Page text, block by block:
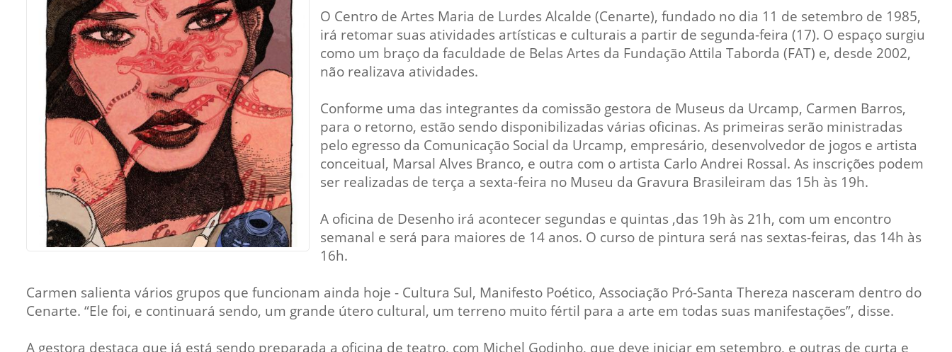
Prova de Proficiência
Manual de TCC
Estruturação de TCC
Acadêmico
Manual de Segurança
- Laboratórios da
Saúde
Regimento CEUA
Descarte - URCAMP
Normas Laboratório
de Topografia
Sementes - INTEC
Laboratório de
Biotecnologia Vegetal -
INTEC
Laboratório de
Microbiologia de Alimentos
- INTEC
Laboratório de Materiais
NPJ (Núcleo de Prática
Jurídica) - Bagé, Santana do
Livramento, São Gabriel e
Alegrete
em Saúde
Urcamp Faz Bem
Institucional
Internacionalização
FAT 2024
Ouvidoria
PDI - Plano de
Desenvolvimento
O Centro de Artes Maria de Lurdes Alcalde (Cenarte), fundado no dia 11 de setembro de 1985,
irá retomar suas atividades artísticas e culturais a partir de segunda-feira (17). O espaço surgiu
como um braço da faculdade de Belas Artes da Fundação Attila Taborda (FAT) e, desde 2002,
não realizava atividades.
Conforme uma das integrantes da comissão gestora de Museus da Urcamp, Carmen Barros,
para o retorno, estão sendo disponibilizadas várias oficinas. As primeiras serão ministradas
pelo egresso da Comunicação Social da Urcamp, empresário, desenvolvedor de jogos e artista
conceitual, Marsal Alves Branco, e outra com o artista Carlo Andrei Rossal. As inscrições podem
ser realizadas de terça a sexta-feira no Museu da Gravura Brasileiram das 15h às 19h.
A oficina de Desenho irá acontecer segundas e quintas ,das 19h às 21h, com um encontro
semanal e será para maiores de 14 anos. O curso de pintura será nas sextas-feiras, das 14h às
16h.
Carmen salienta vários grupos que funcionam ainda hoje - Cultura Sul, Manifesto Poético, Associação Pró-Santa Thereza nasceram dentro do
Cenarte. “Ele foi, e continuará sendo, um grande útero cultural, um terreno muito fértil para a arte em todas suas manifestações”, disse.
A gestora destaca que já está sendo preparada a oficina de teatro, com Michel Godinho, que deve iniciar em setembro, e outras de curta e